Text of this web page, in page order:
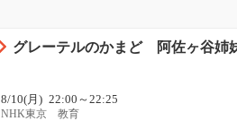
グレーテルのかまど 阿佐ヶ谷姉
8/10(月) 22:00～22:25
NHK東京 教育